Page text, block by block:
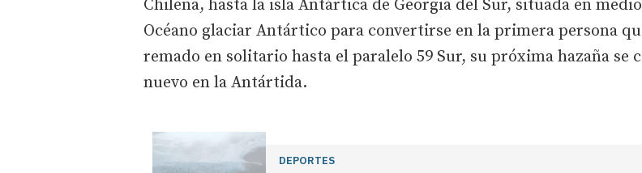
Chilena, hasta la isla Antártica de Georgia del Sur, situada en
Océano glaciar Antártico para convertirse en la primera persona
remado en solitario hasta el paralelo 59 Sur, su próxima hazaña se
nuevo en la Antártida.
DEPORTES